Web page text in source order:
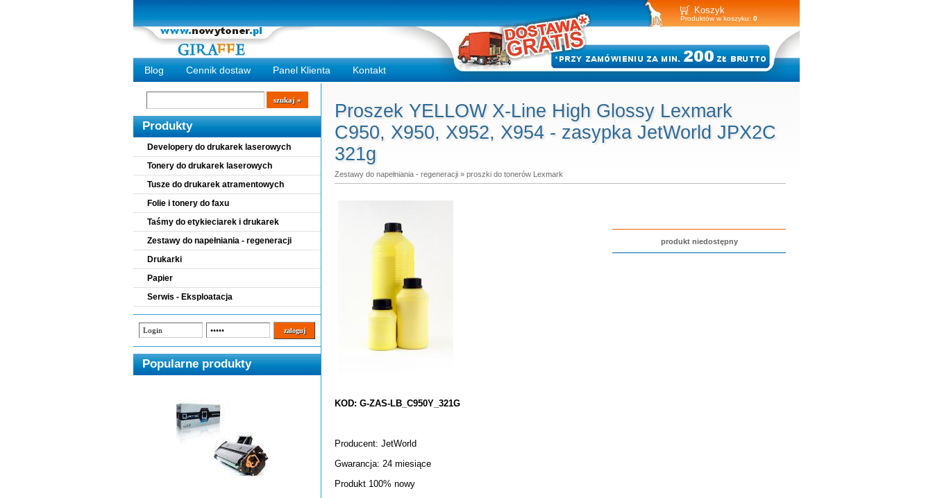
Koszyk
Produktów w koszyku: 0
Blog Cennik dostaw Panel Klienta Kontakt
Wyszukiwarka
szukaj
Produkty
Developery do drukarek laserowych
Tonery do drukarek laserowych
Tusze do drukarek atramentowych
Folie i tonery do faxu
Taśmy do etykieciarek i drukarek
Zestawy do napełniania - regeneracji
Drukarki
Papier
Serwis - Eksploatacja
Popularne produkty
Proszek YELLOW X-Line High Glossy Lexmark
C950, X950, X952, X954 - zasypka JetWorld JPX2C
321g
Zestawy do napełniania - regeneracji » proszki do tonerów Lexmark
produkt niedostępny
KOD: G-ZAS-LB_C950Y_321G
Producent: JetWorld
Gwarancja: 24 miesiące
Produkt 100% nowy